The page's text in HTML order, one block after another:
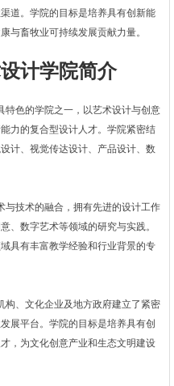
道。学院的目标是培养具有创新能
与畜牧业可持续发展贡献力量。
计学院简介
色的学院之一，以艺术设计与创意
力的复合型设计人才。学院紧密结
计、视觉传达设计、产品设计、数
技术的融合，拥有先进的设计工作
、数字艺术等领域的研究与实践。
具有丰富教学经验和行业背景的专
、文化企业及地方政府建立了紧密
展平台。学院的目标是培养具有创
，为文化创意产业和生态文明建设